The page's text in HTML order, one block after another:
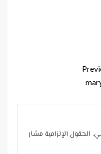
الحقول الإلزامية مشار